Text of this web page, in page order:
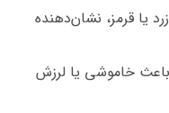
یا قرمز، نشان‌دهنده
خاموشی یا لرزش